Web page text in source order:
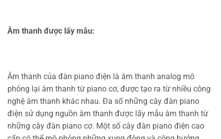
Âm thanh được lấy mẫu:
Âm thanh của đàn piano điện là âm thanh analog mô
phỏng lại âm thanh từ piano cơ, được tạo ra từ nhiều công
nghệ âm thanh khác nhau. Đa số những cây đàn piano
điện sử dụng nguồn âm thanh được lấy mẫu âm thanh từ
những cây đàn piano cơ. Một số cây đàn piano điện cao